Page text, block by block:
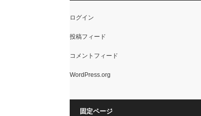
ログイン
投稿フィード
コメントフィード
WordPress.org
固定ページ